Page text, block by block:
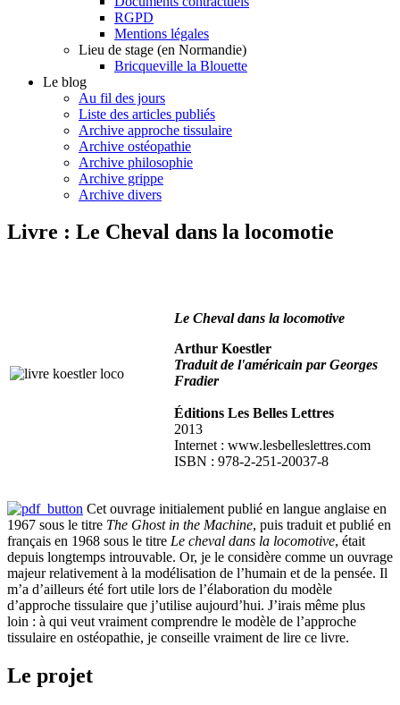
RGPD
Mentions légales
Lieu de stage (en Normandie)
Bricqueville la Blouette
Le blog
Au fil des jours
Liste des articles publiés
Archive approche tissulaire
Archive ostéopathie
Archive philosophie
Archive grippe
Archive divers
Livre : Le Cheval dans la locomotie
Le Cheval dans la locomotive
Arthur Koestler
Traduit de l'américain par Georges
Fradier
Éditions Les Belles Lettres
2013
Internet : www.lesbelleslettres.com
ISBN : 978-2-251-20037-8
Cet ouvrage initialement publié en langue anglaise en
1967 sous le titre The Ghost in the Machine, puis traduit et publié en
français en 1968 sous le titre Le cheval dans la locomotive, était
depuis longtemps introuvable. Or, je le considère comme un ouvrage
majeur relativement à la modélisation de l’humain et de la pensée. Il
m’a d’ailleurs été fort utile lors de l’élaboration du modèle
d’approche tissulaire que j’utilise aujourd’hui. J’irais même plus
loin : à qui veut vraiment comprendre le modèle de l’approche
tissulaire en ostéopathie, je conseille vraiment de lire ce livre.
Le projet